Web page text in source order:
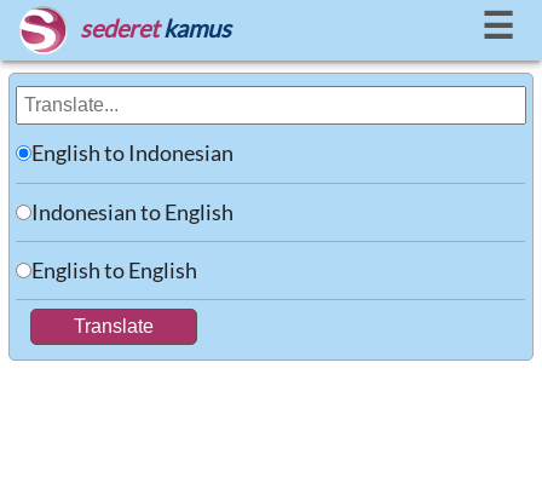
sederet kamus ☰
English to Indonesian
Indonesian to English
English to English